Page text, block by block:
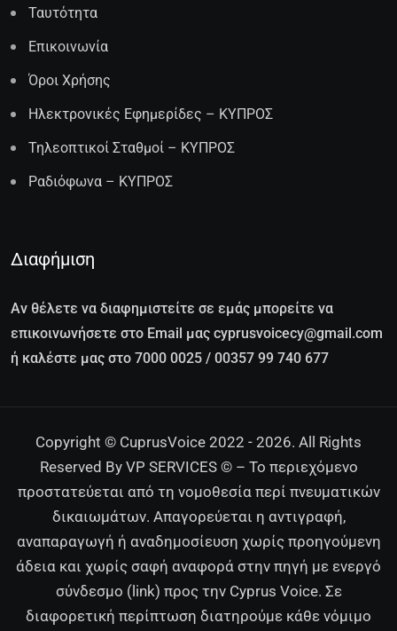
Ταυτότητα
Επικοινωνία
Όροι Χρήσης
Ηλεκτρονικές Εφημερίδες – ΚΥΠΡΟΣ
Τηλεοπτικοί Σταθμοί – ΚΥΠΡΟΣ
Ραδιόφωνα – ΚΥΠΡΟΣ
Διαφήμιση
Αν θέλετε να διαφημιστείτε σε εμάς μπορείτε να
επικοινωνήσετε στο Email μας cyprusvoicecy@gmail.com
ή καλέστε μας στο 7000 0025 / 00357 99 740 677
Copyright © CuprusVoice 2022 - 2026. All Rights
Reserved By VP SERVICES © – Το περιεχόμενο
προστατεύεται από τη νομοθεσία περί πνευματικών
δικαιωμάτων. Απαγορεύεται η αντιγραφή,
αναπαραγωγή ή αναδημοσίευση χωρίς προηγούμενη
άδεια και χωρίς σαφή αναφορά στην πηγή με ενεργό
σύνδεσμο (link) προς την Cyprus Voice. Σε
διαφορετική περίπτωση διατηρούμε κάθε νόμιμο